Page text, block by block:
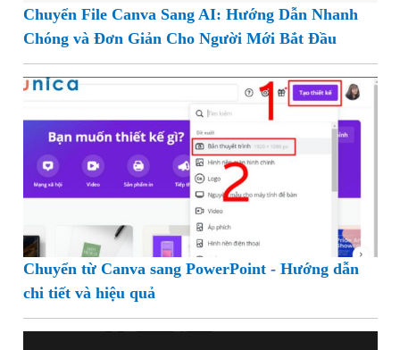
Chuyển File Canva Sang AI: Hướng Dẫn Nhanh
Chóng và Đơn Giản Cho Người Mới Bắt Đầu
Chuyển từ Canva sang PowerPoint - Hướng dẫn
chi tiết và hiệu quả